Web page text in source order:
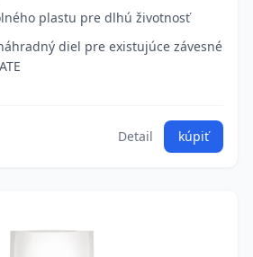
plastu pre dlhú životnosť
diel pre existujúce závesné
Detail kúpiť